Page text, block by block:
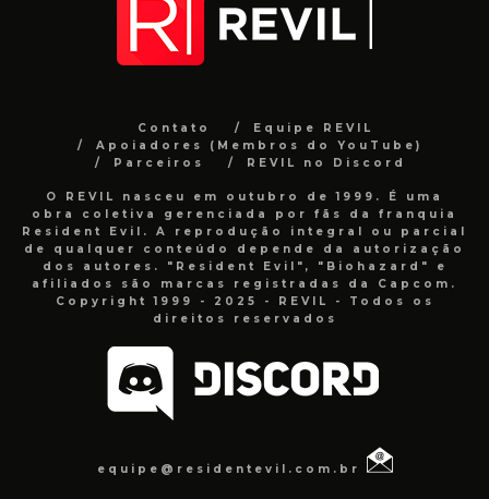
Contato
Equipe REVIL
Apoiadores (Membros do YouTube)
Parceiros
REVIL no Discord
O REVIL nasceu em outubro de 1999. É uma
obra coletiva gerenciada por fãs da franquia
Resident Evil. A reprodução integral ou parcial
de qualquer conteúdo depende da autorização
dos autores. "Resident Evil", "Biohazard" e
afiliados são marcas registradas da Capcom.
Copyright 1999 - 2025 - REVIL - Todos os
direitos reservados
equipe@residentevil.com.br